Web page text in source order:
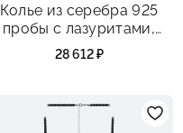
Колье из серебра 925
пробы с лазуритами,
перламутром, агатом и
фианитами
28 612 ₽